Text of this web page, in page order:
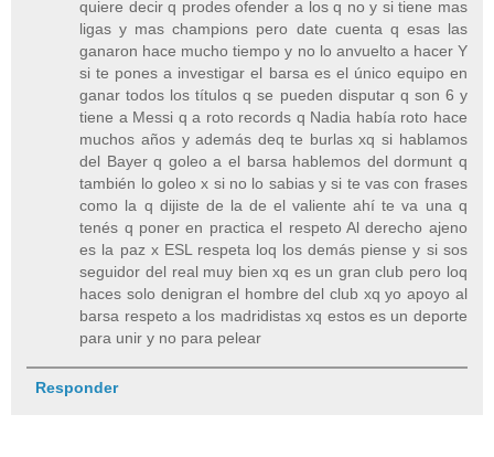
quiere decir q prodes ofender a los q no y si tiene mas
ligas y mas champions pero date cuenta q esas las
ganaron hace mucho tiempo y no lo anvuelto a hacer Y
si te pones a investigar el barsa es el único equipo en
ganar todos los títulos q se pueden disputar q son 6 y
tiene a Messi q a roto records q Nadia había roto hace
muchos años y además deq te burlas xq si hablamos
del Bayer q goleo a el barsa hablemos del dormunt q
también lo goleo x si no lo sabias y si te vas con frases
como la q dijiste de la de el valiente ahí te va una q
tenés q poner en practica el respeto Al derecho ajeno
es la paz x ESL respeta loq los demás piense y si sos
seguidor del real muy bien xq es un gran club pero loq
haces solo denigran el hombre del club xq yo apoyo al
barsa respeto a los madridistas xq estos es un deporte
para unir y no para pelear
Responder